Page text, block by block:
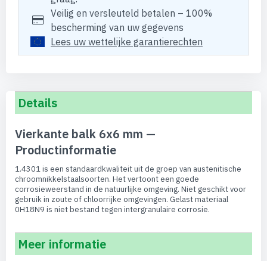
Veilig en versleuteld betalen – 100%
bescherming van uw gegevens
Lees uw wettelijke garantierechten
Details
Vierkante balk 6x6 mm —
Productinformatie
1.4301 is een standaardkwaliteit uit de groep van austenitische
chroomnikkelstaalsoorten. Het vertoont een goede
corrosieweerstand in de natuurlijke omgeving. Niet geschikt voor
gebruik in zoute of chloorrijke omgevingen. Gelast materiaal
0H18N9 is niet bestand tegen intergranulaire corrosie.
Meer informatie